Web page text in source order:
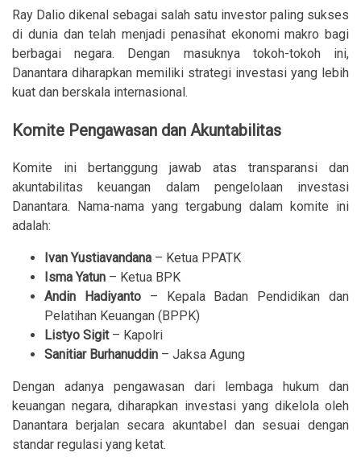
Ray Dalio dikenal sebagai salah satu investor paling sukses
di dunia dan telah menjadi penasihat ekonomi makro bagi
berbagai negara. Dengan masuknya tokoh-tokoh ini,
Danantara diharapkan memiliki strategi investasi yang lebih
kuat dan berskala internasional.
Komite Pengawasan dan Akuntabilitas
Komite ini bertanggung jawab atas transparansi dan
akuntabilitas keuangan dalam pengelolaan investasi
Danantara. Nama-nama yang tergabung dalam komite ini
adalah:
Ivan Yustiavandana – Ketua PPATK
Isma Yatun – Ketua BPK
Andin Hadiyanto– Kepala Badan Pendidikan dan
Pelatihan Keuangan (BPPK)
Listyo Sigit– Kapolri
Sanitiar Burhanuddin – Jaksa Agung
Dengan adanya pengawasan dari lembaga hukum dan
keuangan negara, diharapkan investasi yang dikelola oleh
Danantara berjalan secara akuntabel dan sesuai dengan
standar regulasi yang ketat.